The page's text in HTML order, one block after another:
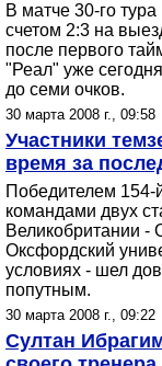
В матче 30-го
счетом 2:3 на
после первого
"Реал" уже
до семи очков.
30 марта 2008 г., 09:58
Участники
время за
Победителем 154-
командами двух
Великобритании -
Оксфордский
условиях - шел
попутным.
30 марта 2008 г., 09:22
Султан